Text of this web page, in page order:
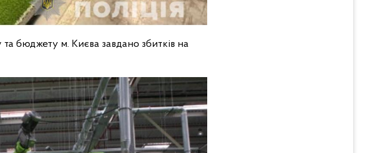
бюджету м. Києва завдано збитків на